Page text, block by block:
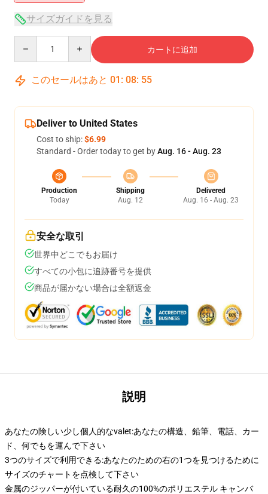
サイズガイドを見る
カートに追加
このセールはあと 01 : 08: 55
Deliver to United States
Cost to ship:$6.99
Standard - Order today to get byAug. 16 - Aug. 23
Production
Today
Shipping
Aug. 12
Delivered
Aug. 16 - Aug. 23
安全な取引
世界中どこでもお届け
すべての小包に追跡番号を提供
商品が届かない場合は全額返金
説明
あなたの険しい少し個人的なvalet:あなたの構造、鉛筆、電話、カー
ド、何でもを運んで下さい
3つのサイズで利用できる:あなたのための右の1つを見つけるために
サイズのチャートを点検して下さい
金属のジッパーが付いている耐久の100%のポリエステル キャンバ